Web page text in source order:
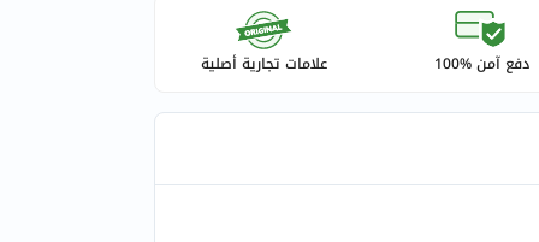
دفع آمن %100 علامات تجارية أصلية